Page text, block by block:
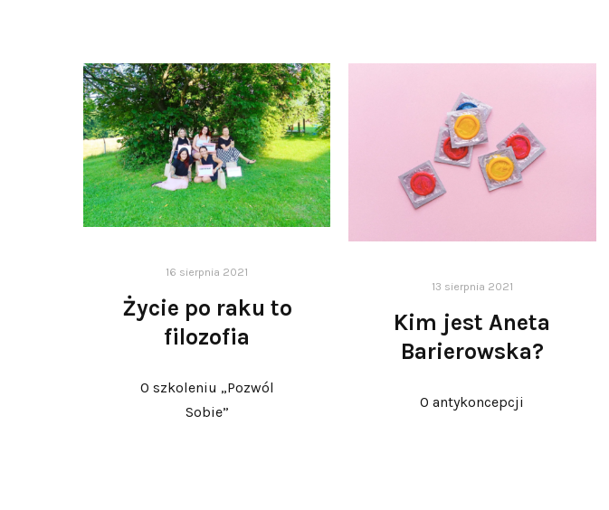
16 sierpnia 2021
Życie po raku to
filozofia
O szkoleniu „Pozwól
Sobie”
13 sierpnia 2021
Kim jest Aneta
Barierowska?
O antykoncepcji